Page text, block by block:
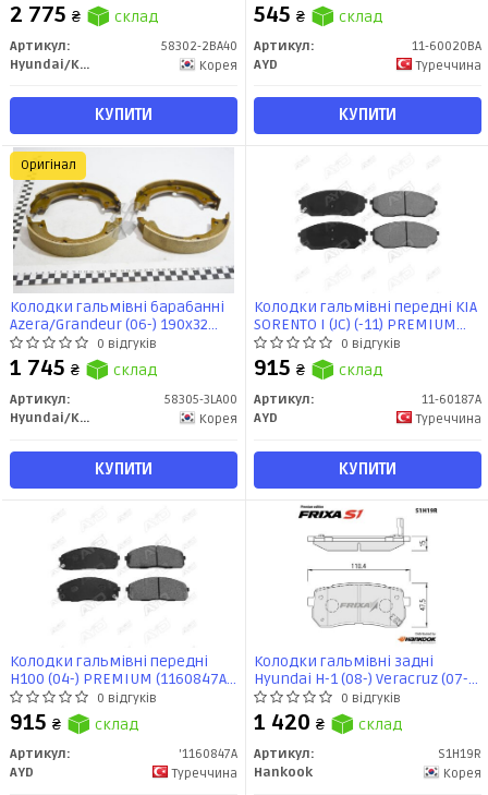
2 775 ₴ склад
Артикул:
58302-2BA40
Hyundai/Kia/Mobis
Корея
КУПИТИ
545 ₴ склад
Артикул:
11-60020BA
AYD
Туреччина
КУПИТИ
Колодки гальмівні барабанні
Azera/Grandeur (06-) 190x32
(58305-3LA00) Mobis
0 відгуків
1 745 ₴ склад
Артикул:
58305-3LA00
Hyundai/Kia/Mobis
Корея
КУПИТИ
Оригінал
Колодки гальмівні передні KIA
SORENTO I (JC) (-11) PREMIUM
(11-60187A) AYD0 відгуків
915 ₴ склад
Артикул:
11-60187A
AYD
Туреччина
КУПИТИ
Колодки гальмівні передні
H100 (04-) PREMIUM (1160847A)
AYD
0 відгуків
915 ₴ склад
Артикул:
'1160847A
AYD
Туреччина
Колодки гальмівні задні
Hyundai H-1 (08-) Veracruz (07-)
/ Carnival (06-), Sorento (15-) (S
(металокерамічні) (SP1192)
(S1H19R) FRIXA
0 відгуків
1 420 ₴ склад
Артикул:
S1H19R
Hankook
Корея